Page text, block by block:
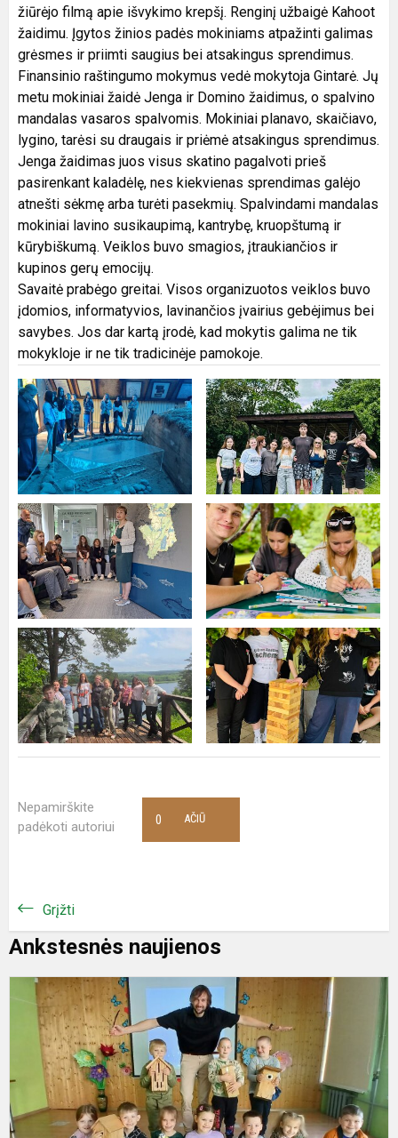
žiūrėjo filmą apie išvykimo krepšį. Renginį užbaigė Kahoot
žaidimu. Įgytos žinios padės mokiniams atpažinti galimas
grėsmes ir priimti saugius bei atsakingus sprendimus.
Finansinio raštingumo mokymus vedė mokytoja Gintarė. Jų
metu mokiniai žaidė Jenga ir Domino žaidimus, o spalvino
mandalas vasaros spalvomis. Mokiniai planavo, skaičiavo,
lygino, tarėsi su draugais ir priėmė atsakingus sprendimus.
Jenga žaidimas juos visus skatino pagalvoti prieš
pasirenkant kaladėlę, nes kiekvienas sprendimas galėjo
atnešti sėkmę arba turėti pasekmių. Spalvindami mandalas
mokiniai lavino susikaupimą, kantrybę, kruopštumą ir
kūrybiškumą. Veiklos buvo smagios, įtraukiančios ir
kupinos gerų emocijų.
Savaitė prabėgo greitai. Visos organizuotos veiklos buvo
įdomios, informatyvios, lavinančios įvairius gebėjimus bei
savybes. Jos dar kartą įrodė, kad mokytis galima ne tik
mokykloje ir ne tik tradicinėje pamokoje.
Nepamirškite
padėkoti autoriui
AČIŪ
0
Grįžti
Ankstesnės naujienos